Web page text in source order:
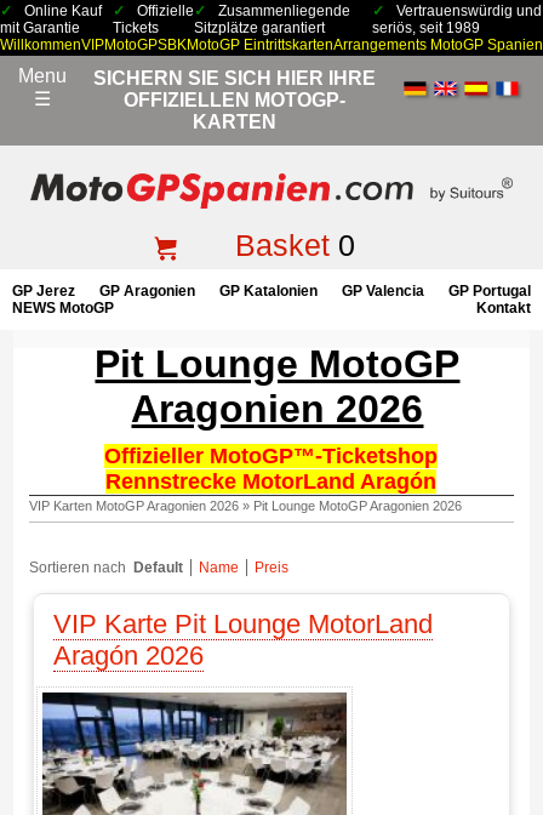
Online Kauf
mit Garantie
Offizielle
Tickets
Zusammenliegende
Sitzplätze garantiert
Vertrauenswürdig und
seriös, seit 1989
WillkommenVIPMotoGPSBKMotoGP EintrittskartenArrangements MotoGP Spanien
Menu
☰
SICHERN SIE SICH HIER IHRE
OFFIZIELLEN MOTOGP-
KARTEN
Basket0
GP Jerez GP Aragonien GP Katalonien GP Valencia
GP Portugal
NEWS MotoGP
Kontakt
Pit Lounge MotoGP
Aragonien 2026
Offizieller MotoGP™-Ticketshop
Rennstrecke MotorLand Aragón
VIP Karten MotoGP Aragonien 2026» Pit Lounge MotoGP Aragonien 2026
Sortieren nach Default Name Preis
VIP Karte Pit Lounge MotorLand
Aragón 2026